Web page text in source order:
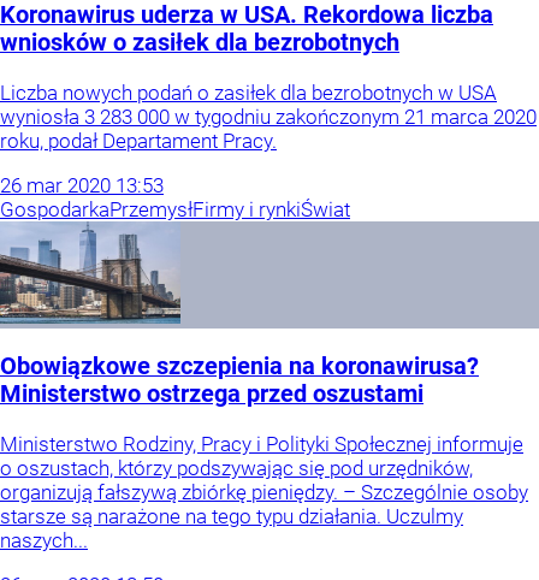
Koronawirus uderza w USA. Rekordowa liczba
wniosków o zasiłek dla bezrobotnych
Liczba nowych podań o zasiłek dla bezrobotnych w USA
wyniosła 3 283 000 w tygodniu zakończonym 21 marca 2020
roku, podał Departament Pracy.
26 mar 2020 13:53
GospodarkaPrzemysłFirmy i rynkiŚwiat
Obowiązkowe szczepienia na koronawirusa?
Ministerstwo ostrzega przed oszustami
Ministerstwo Rodziny, Pracy i Polityki Społecznej informuje
o oszustach, którzy podszywając się pod urzędników,
organizują fałszywą zbiórkę pieniędzy. – Szczególnie osoby
starsze są narażone na tego typu działania. Uczulmy
naszych...